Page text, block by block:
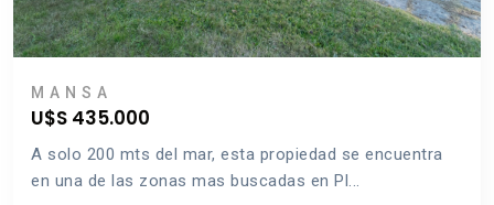
MANSA
U$S 435.000
A solo 200 mts del mar, esta propiedad se encuentra
en una de las zonas mas buscadas en Pl...